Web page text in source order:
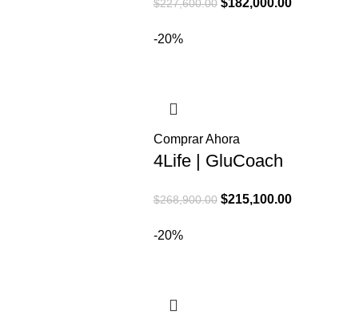
$227,600.00
-20%
Comprar Ahora
4Life | GluCoach
$268,900.00 El
$215,100.00El
-20%